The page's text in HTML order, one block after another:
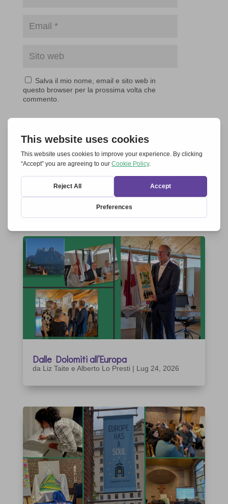
Salva il mio nome, email e sito web in
questo browser per la prossima volta che
commento.
ARTICOLI CORRELATI
Dalle Dolomiti all’Europa
da Liz Taite e Alberto Lo Presti | Lug 24, 2026